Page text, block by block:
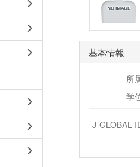
基本情報
所
学
J-GLOBAL